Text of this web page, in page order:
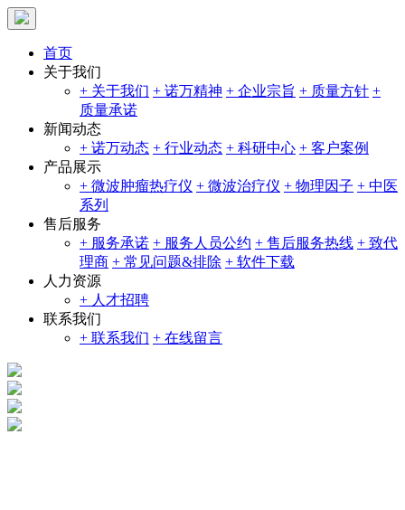
首页
关于我们
+ 关于我们 + 诺万精神 + 企业宗旨 + 质量方针 +
质量承诺
新闻动态
+ 诺万动态 + 行业动态 + 科研中心 + 客户案例
产品展示
+ 微波肿瘤热疗仪 + 微波治疗仪 + 物理因子 + 中医
系列
售后服务
+ 服务承诺 + 服务人员公约 + 售后服务热线 + 致代
理商 + 常见问题&排除 + 软件下载
人力资源
+ 人才招聘
联系我们
+ 联系我们 + 在线留言